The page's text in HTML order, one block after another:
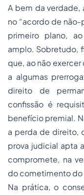
A bem da verdade,
no “acordo de
primeiro plano,
amplo. Sobretudo,
que, ao não
a algumas
direito de
confissão é
benefício premial.
a perda de direito,
prova judicial apta
compromete, na
do cometimento do
Na prática, o